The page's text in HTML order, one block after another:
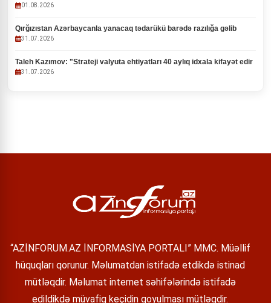
01.08.2026
Qırğızıstan Azərbaycanla yanacaq tədarükü barədə razılığa gəlib
31.07.2026
Taleh Kazımov: "Strateji valyuta ehtiyatları 40 aylıq idxala kifayət edir
31.07.2026
“AZİNFORUM.AZ İNFORMASİYA PORTALI” MMC. Müəllif
hüquqları qorunur. Məlumatdan istifadə etdikdə istinad
mütləqdir. Məlumat internet səhifələrində istifadə
edildikdə müvafiq keçidin qoyulması mütləqdir.